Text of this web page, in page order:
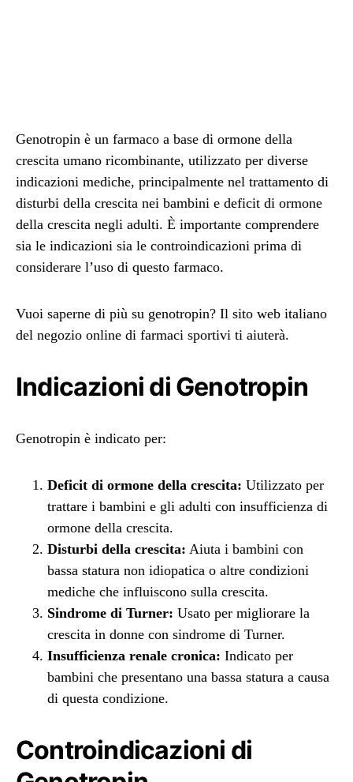
Genotropin è un farmaco a base di ormone della
crescita umano ricombinante, utilizzato per diverse
indicazioni mediche, principalmente nel trattamento di
disturbi della crescita nei bambini e deficit di ormone
della crescita negli adulti. È importante comprendere
sia le indicazioni sia le controindicazioni prima di
considerare l’uso di questo farmaco.
Vuoi saperne di più su genotropin? Il sito web italiano
del negozio online di farmaci sportivi ti aiuterà.
Indicazioni di Genotropin
Genotropin è indicato per:
Deficit di ormone della crescita: Utilizzato per
trattare i bambini e gli adulti con insufficienza di
ormone della crescita.
Disturbi della crescita: Aiuta i bambini con
bassa statura non idiopatica o altre condizioni
mediche che influiscono sulla crescita.
Sindrome di Turner: Usato per migliorare la
crescita in donne con sindrome di Turner.
Insufficienza renale cronica: Indicato per
bambini che presentano una bassa statura a causa
di questa condizione.
Controindicazioni di